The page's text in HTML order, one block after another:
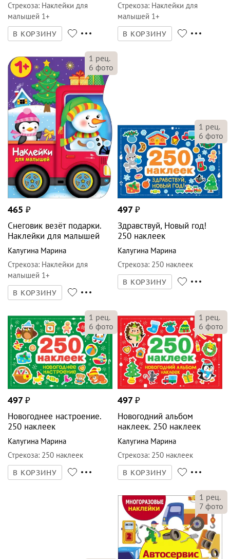
Стрекоза: Наклейки для
малышей 1+
В КОРЗИНУ
Стрекоза: Наклейки для
малышей 1+
В КОРЗИНУ
1 рец.
6 фото
465 ₽
Снеговик везёт подарки.
Наклейки для малышей
Калугина Марина
Стрекоза: Наклейки для
малышей 1+
В КОРЗИНУ
1 рец.
6 фото
497₽
Здравствуй, Новый год!
250 наклеек
Калугина Марина
Стрекоза: 250 наклеек
В КОРЗИНУ
1 рец.
6 фото
497₽
Новогоднее настроение.
250 наклеек
Калугина Марина
Стрекоза: 250 наклеек
В КОРЗИНУ
1 рец.
6 фото
497₽
Новогодний альбом
наклеек. 250 наклеек
Калугина Марина
Стрекоза: 250 наклеек
В КОРЗИНУ
1 рец.
7 фото